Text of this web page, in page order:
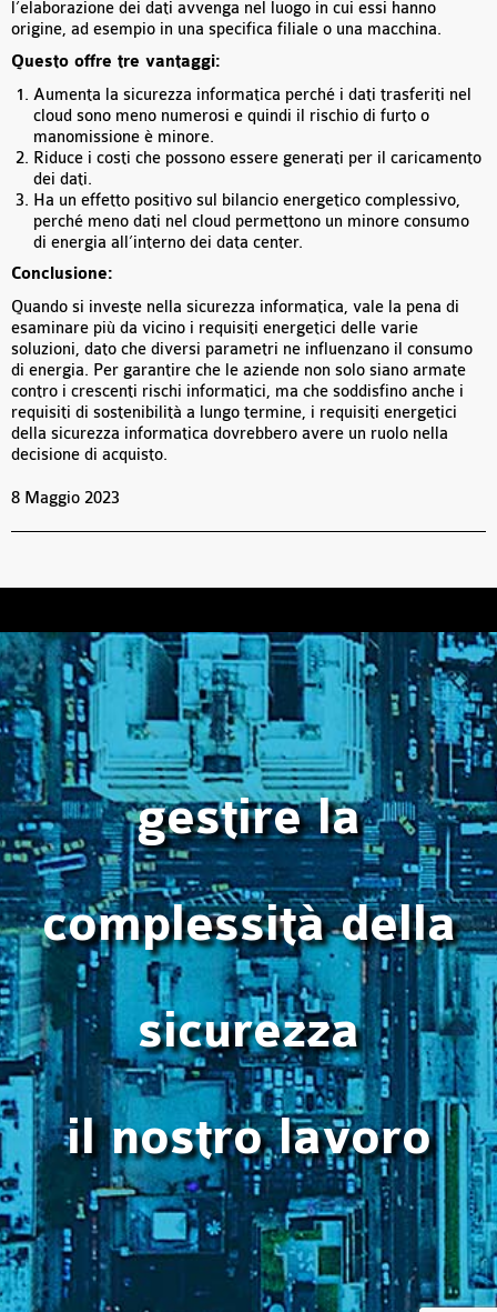
l’elaborazione dei dati avvenga nel luogo in cui essi hanno
origine, ad esempio in una specifica filiale o una macchina.
Questo offre tre vantaggi:
Aumenta la sicurezza informatica perché i dati trasferiti nel
cloud sono meno numerosi e quindi il rischio di furto o
manomissione è minore.
Riduce i costi che possono essere generati per il caricamento
dei dati.
Ha un effetto positivo sul bilancio energetico complessivo,
perché meno dati nel cloud permettono un minore consumo
di energia all’interno dei data center.
Conclusione:
Quando si investe nella sicurezza informatica, vale la pena di
esaminare più da vicino i requisiti energetici delle varie
soluzioni, dato che diversi parametri ne influenzano il consumo
di energia. Per garantire che le aziende non solo siano armate
contro i crescenti rischi informatici, ma che soddisfino anche i
requisiti di sostenibilità a lungo termine, i requisiti energetici
della sicurezza informatica dovrebbero avere un ruolo nella
decisione di acquisto.
8 Maggio 2023
gestire la
complessità della
sicurezza
il nostro lavoro